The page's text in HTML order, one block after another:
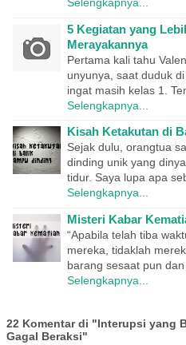
5 Kegiatan yang
Merayakannya
Pertama kali tahu
unyunya, saat duduk
ingat masih kelas 1.
Selengkapnya...
Kisah Ketakutan di
Sejak dulu, orangtua
dinding unik yang
tidur. Saya lupa apa
Selengkapnya...
Misteri Kabar
“Apabila telah tiba
mereka, tidaklah
barang sesaat pun
Selengkapnya...
22 Komentar di "Interupsi yang
Gagal Beraksi"